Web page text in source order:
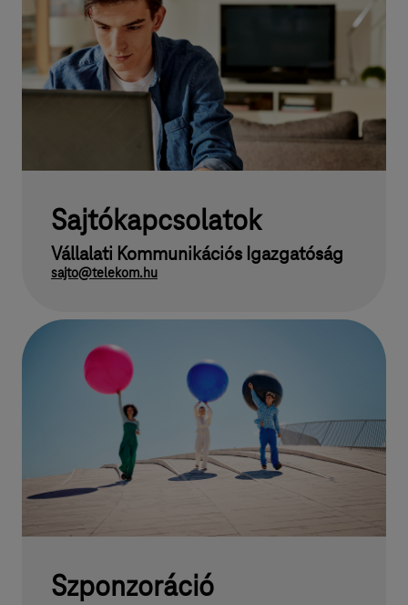
Sajtókapcsolatok
Vállalati Kommunikációs Igazgatóság
sajto@telekom.hu
Szponzoráció